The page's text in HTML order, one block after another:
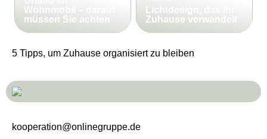
Wohnmobil – darauf
müssen Sie achten
Lichtdesign, das Ihr
Zuhause verwandelt
5 Tipps, um Zuhause organisiert zu bleiben
kooperation@onlinegruppe.de